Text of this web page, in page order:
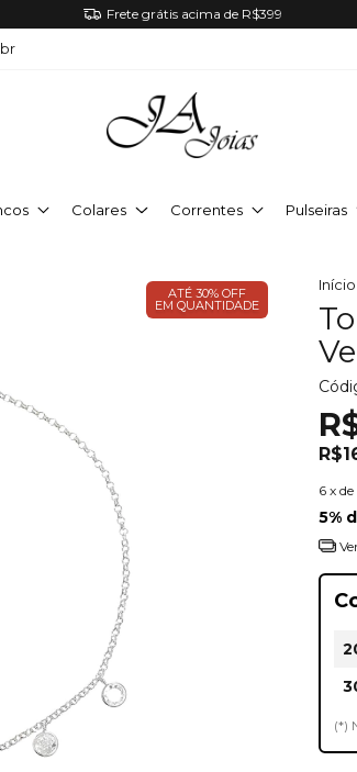
Frete grátis acima de R$399
Colares Correntes Pulseiras
ATÉ 30% OFF
EM QUANTIDADE
Início
6 x de
5%
(*)